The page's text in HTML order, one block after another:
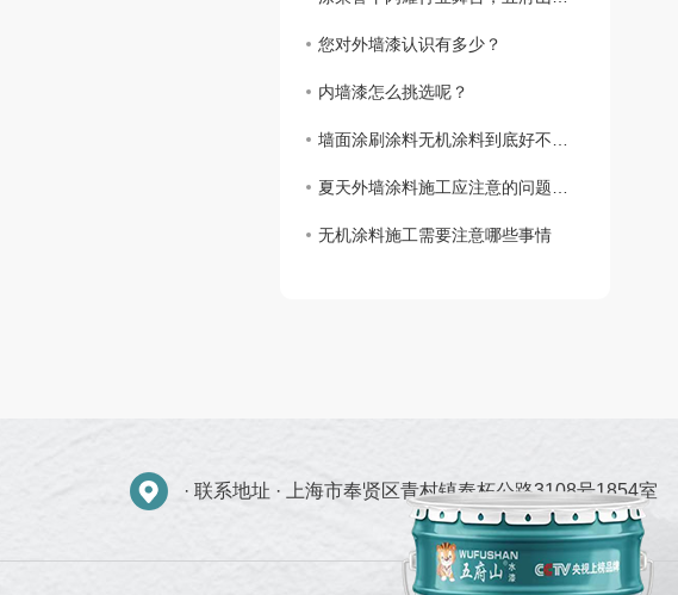
您对外墙漆认识有多少？
内墙漆怎么挑选呢？
墙面涂刷涂料无机涂料到底好不好？
夏天外墙涂料施工应注意的问题都要哪些呢？
无机涂料施工需要注意哪些事情
· 联系地址 · 上海市奉贤区青村镇奉柘公路3108号1854室